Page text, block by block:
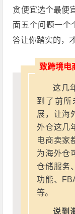
贪便宜选个最便
面五个问题一个
答让你踏实的，
致跨境电
这几
到了前所
展，让海
外仓这几
电商卖家
为海外仓
仓储服务
功能、
等。
说到